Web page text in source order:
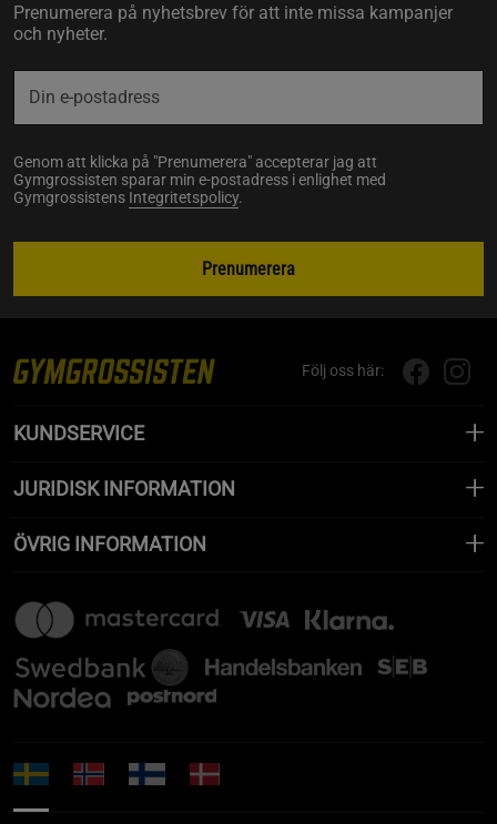
Prenumerera på nyhetsbrev för att inte missa kampanjer
och nyheter.
Genom att klicka på "Prenumerera" accepterar jag att
Gymgrossisten sparar min e-postadress i enlighet med
Gymgrossistens Integritetspolicy.
Prenumerera
Följ oss här:
KUNDSERVICE
JURIDISK INFORMATION
ÖVRIG INFORMATION